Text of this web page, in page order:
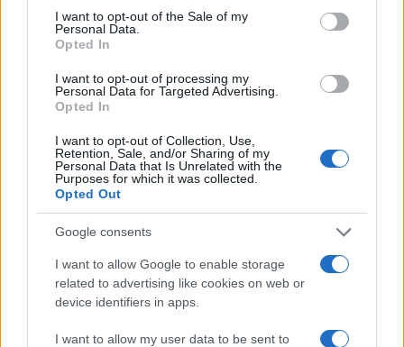
consent section.
I want to opt-out of the Sale of my
Personal Data.
Opted In
I want to opt-out of processing my
Personal Data for Targeted Advertising.
Opted In
I want to opt-out of Collection, Use,
Retention, Sale, and/or Sharing of my
Personal Data that Is Unrelated with the
Purposes for which it was collected.
Opted Out
Google consents
I want to allow Google to enable storage
related to advertising like cookies on web or
device identifiers in apps.
I want to allow my user data to be sent to
Missione ‘The Grain Goddess Provides’: Rocket Lab
completa l’ottavo lancio per iQPS
Edoardo Marchesi · 6 Ago 2026
TECH